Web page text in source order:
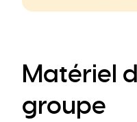
Matériel
groupe